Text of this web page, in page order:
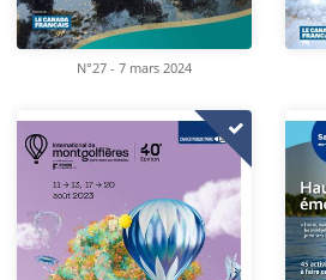
N°27 - 7 mars 2024